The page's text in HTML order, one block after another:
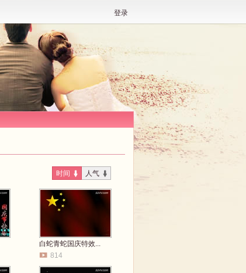
登录
时间 人气
白蛇青蛇国庆特效...
814